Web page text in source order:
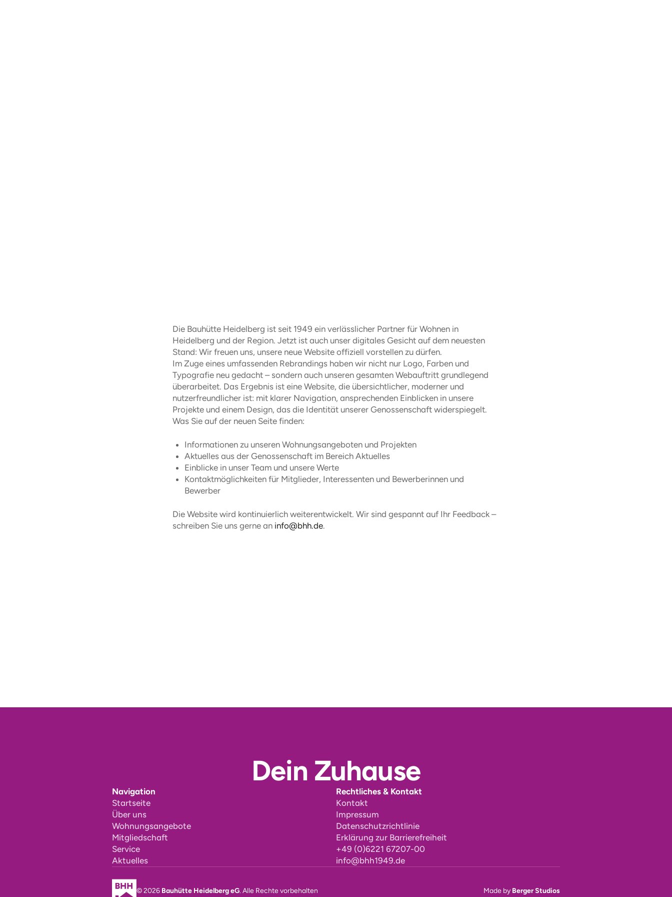
Die Bauhütte Heidelberg ist seit 1949 ein verlässlicher Partner für Wohnen in
Heidelberg und der Region. Jetzt ist auch unser digitales Gesicht auf dem neuesten
Stand: Wir freuen uns, unsere neue Website offiziell vorstellen zu dürfen.
Im Zuge eines umfassenden Rebrandings haben wir nicht nur Logo, Farben und
Typografie neu gedacht – sondern auch unseren gesamten Webauftritt grundlegend
überarbeitet. Das Ergebnis ist eine Website, die übersichtlicher, moderner und
nutzerfreundlicher ist: mit klarer Navigation, ansprechenden Einblicken in unsere
Projekte und einem Design, das die Identität unserer Genossenschaft widerspiegelt.
Was Sie auf der neuen Seite finden:
Informationen zu unseren Wohnungsangeboten und Projekten
Aktuelles aus der Genossenschaft im Bereich Aktuelles
Einblicke in unser Team und unsere Werte
Kontaktmöglichkeiten für Mitglieder, Interessenten und Bewerberinnen und
Bewerber
Die Website wird kontinuierlich weiterentwickelt. Wir sind gespannt auf Ihr Feedback –
schreiben Sie uns gerne an info@bhh.de.
Dein Zuhause
Navigation
Startseite
Über uns
Wohnungsangebote
Mitgliedschaft
Service
Aktuelles
Rechtliches & Kontakt
Kontakt
Impressum
Datenschutzrichtlinie
Erklärung zur Barrierefreiheit
+49 (0)6221 67207-00
info@bhh1949.de
© 2026 Bauhütte Heidelberg eG. Alle Rechte vorbehalten Made by Berger Studios